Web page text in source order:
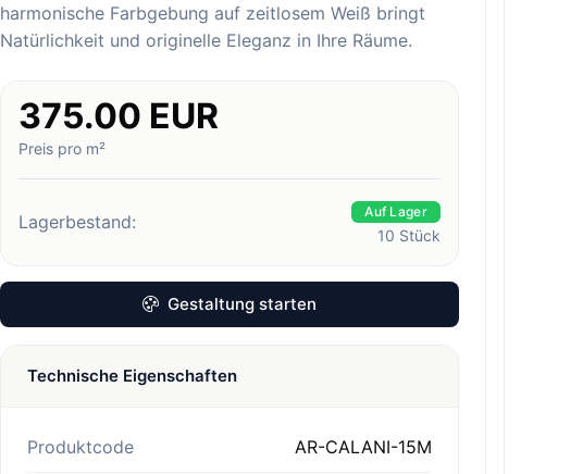
harmonische Farbgebung auf zeitlosem Weiß bringt
Natürlichkeit und originelle Eleganz in Ihre Räume.
375.00 EUR
Preis pro m²
Lagerbestand: Auf Lager
10 Stück
Gestaltung starten
Technische Eigenschaften
Produktcode AR-CALANI-15M